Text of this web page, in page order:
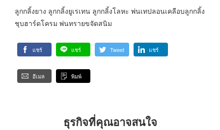
ลูกกลิ้งยาง ลูกกลิ้งยูเรเทน ลูกกลิ้งโลหะ พ่นเทปลอนเคลือบลูกกลิ้ง
ชุบฮาร์ดโครม พ่นทรายขจัดสนิม
แชร์ แชร์ Tweet แชร์
อีเมล พิมพ์
ธุรกิจที่คุณอาจสนใจ